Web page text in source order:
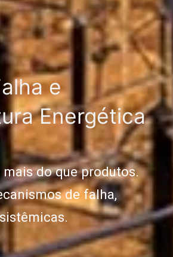
e
Energética
do que produtos.
de falha,